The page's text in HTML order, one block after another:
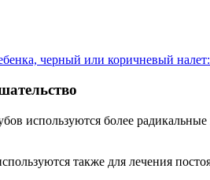
черный или коричневый
используются более
также для лечения